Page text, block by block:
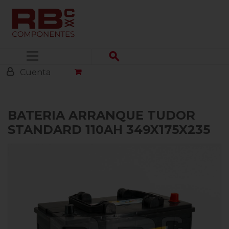
Cuenta
BATERIA ARRANQUE TUDOR
STANDARD 110AH 349X175X235